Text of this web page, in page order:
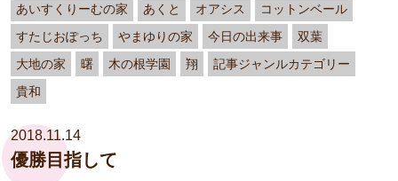
あいすくりーむの家 あくと オアシス
コットンベール
すたじおぽっち
やまゆりの家 今日の出来事
双葉
大地の家
曙 木の根学園 翔
記事ジャンルカテゴリー
貴和
2018.11.14
優勝目指して